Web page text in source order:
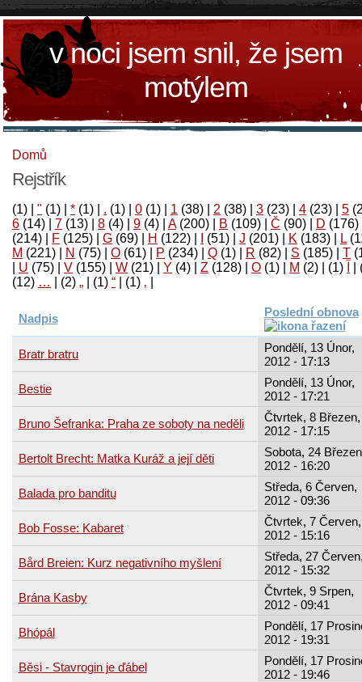
v noci jsem snil, že jsem
motýlem
Domů
Rejstřík
(1) " (1) * (1) . (1) 0 (1) 1 (38) 2 (38) 3 (23) 4 (23) 5
6 (14) 7 (13) 8 (4) 9 (4) A(200) B (109) Č (90) D (176)
(214)
F (125) G (69) H (122) (51) J (201) K (183) L
M (221) N (75) O (61) P (234) Q (1) R (82) S (185) T
U (75) V (155) W (21) Y (4) Z (128) Ο (1) М (2)
(1)
‚
(1)
“
(1)
„
(2)
…
(12)
Nadpis Poslední obnova
Bratr bratru
Pondělí, 13 Únor,
2012 - 17:13
Bestie
Pondělí, 13 Únor,
2012 - 17:21
Bruno Šefranka: Praha ze soboty na neděli
Čtvrtek, 8 Březen,
2012 - 17:15
Bertolt Brecht: Matka Kuráž a její děti
Sobota, 24
2012 - 16:20
Balada pro banditu
Středa, 6 Červen,
2012 - 09:36
Bob Fosse: Kabaret
Čtvrtek, 7 Červen,
2012 - 15:16
Bård Breien: Kurz negativního myšlení
Středa, 27
2012 - 15:32
Brána Kasby
Čtvrtek, 9 Srpen,
2012 - 09:41
Bhópál
Pondělí, 17
2012 - 19:31
Běsi - Stavrogin je ďábel
Pondělí, 17
2012 - 19:46